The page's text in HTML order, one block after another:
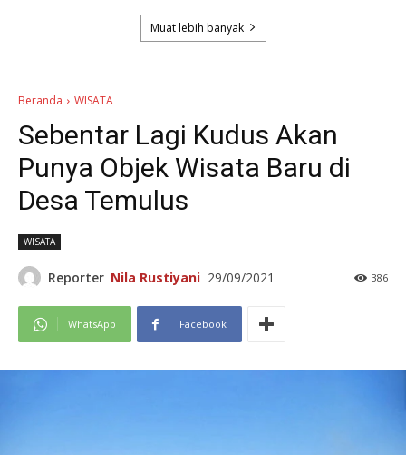
Muat lebih banyak